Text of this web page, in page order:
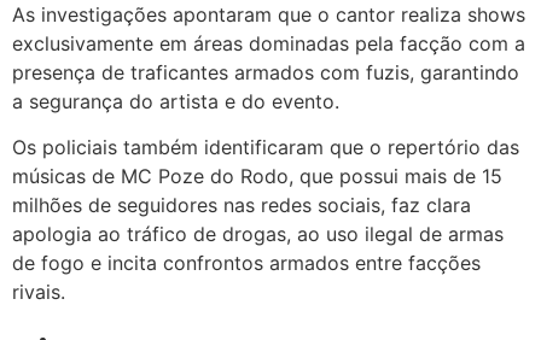
As investigações apontaram que o cantor realiza shows
exclusivamente em áreas dominadas pela facção com a
presença de traficantes armados com fuzis, garantindo
a segurança do artista e do evento.
Os policiais também identificaram que o repertório das
músicas de MC Poze do Rodo, que possui mais de 15
milhões de seguidores nas redes sociais, faz clara
apologia ao tráfico de drogas, ao uso ilegal de armas
de fogo e incita confrontos armados entre facções
rivais.